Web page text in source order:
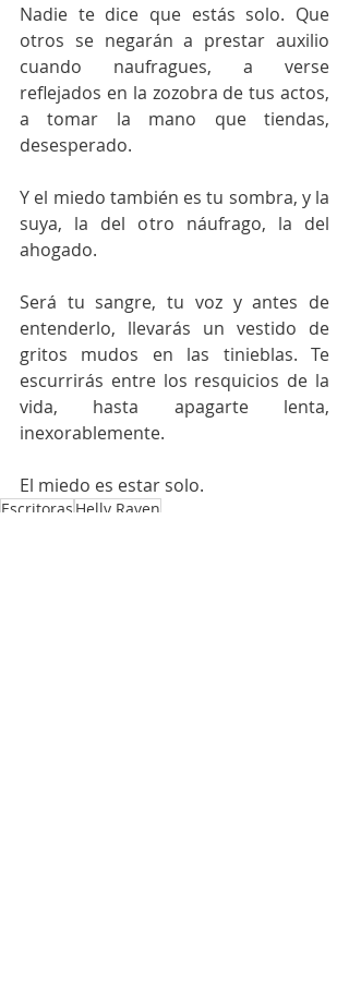
Nadie te dice que estás solo. Que
otros se negarán a prestar auxilio
cuando naufragues, a verse
reflejados en la zozobra de tus actos,
a tomar la mano que tiendas,
desesperado.
Y el miedo también es tu sombra, y la
suya, la del otro náufrago, la del
ahogado.
Será tu sangre, tu voz y antes de
entenderlo, llevarás un vestido de
gritos mudos en las tinieblas. Te
escurrirás entre los resquicios de la
vida, hasta apagarte lenta,
inexorablemente.
El miedo es estar solo.
Escritoras Helly Raven